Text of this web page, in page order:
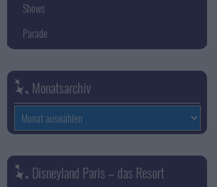
Shows
Parade
Monatsarchiv
Monatsarchiv
Disneyland Paris – das Resort